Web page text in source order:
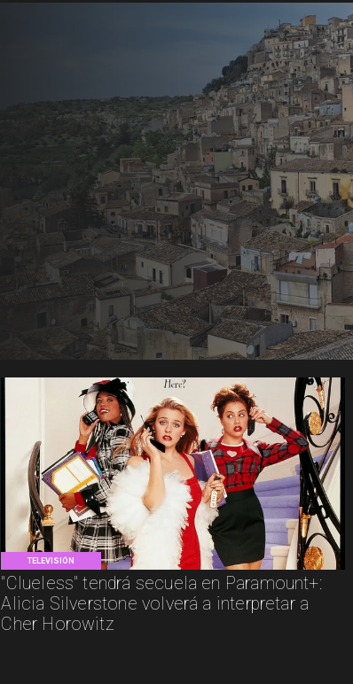
TELEVISIÓN
"Clueless" tendrá secuela en Paramount+:
Alicia Silverstone volverá a interpretar a
Cher Horowitz